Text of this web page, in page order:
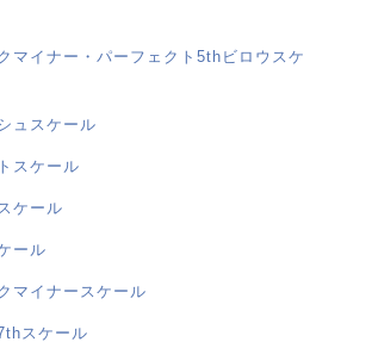
マイナー・パーフェクト5thビロウスケ
ュスケール
スケール
ケール
ール
マイナースケール
スケール